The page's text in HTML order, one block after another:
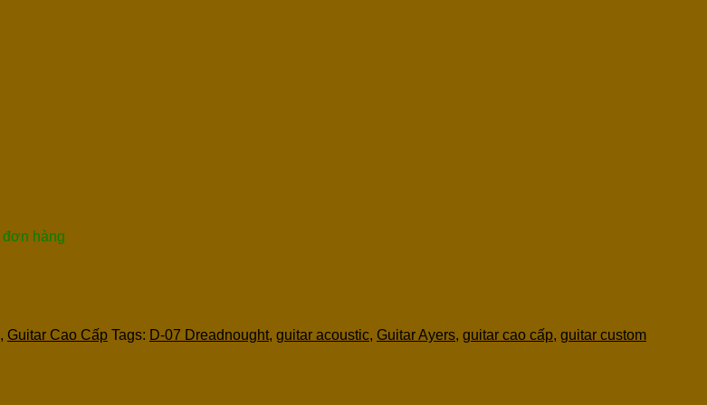
đơn hàng
, Guitar Cao Cấp Tags: D-07 Dreadnought, guitar acoustic, Guitar Ayers, guitar cao cấp, guitar custom